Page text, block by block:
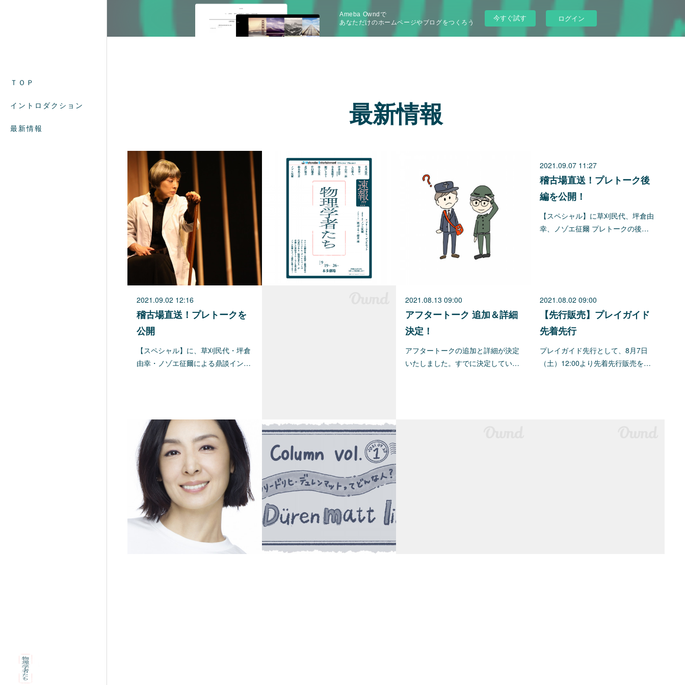
ＴＯＰ
イントロダクション
最新情報
Ameba Owndで
あなただけのホームページやブログをつくろう
今すぐ試す ログイン
最新情報
2021.09.07 11:27
稽古場直送！プレトーク後
編を公開！
【スペシャル】に草刈民代、坪倉由
幸、ノゾエ征爾 プレトークの後…
2021.09.02 12:16
稽古場直送！プレトークを
公開
【スペシャル】に、草刈民代・坪倉
由幸・ノゾエ征爾による鼎談イン…
2021.08.13 09:00
アフタートーク 追加＆詳細
決定！
アフタートークの追加と詳細が決定
いたしました。すでに決定してい…
2021.08.02 09:00
【先行販売】プレイガイド
先着先行
プレイガイド先行として、8月7日
（土）12:00より先着先行販売を…